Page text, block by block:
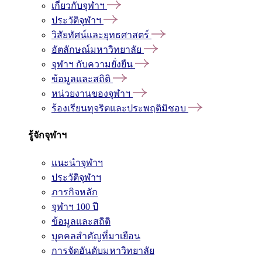
เกี่ยวกับจุฬาฯ
ประวัติจุฬาฯ
วิสัยทัศน์และยุทธศาสตร์
อัตลักษณ์มหาวิทยาลัย
จุฬาฯ กับความยั่งยืน
ข้อมูลและสถิติ
หน่วยงานของจุฬาฯ
ร้องเรียนทุจริตและประพฤติมิชอบ
รู้จักจุฬาฯ
แนะนำจุฬาฯ
ประวัติจุฬาฯ
ภารกิจหลัก
จุฬาฯ 100 ปี
ข้อมูลและสถิติ
บุคคลสำคัญที่มาเยือน
การจัดอันดับมหาวิทยาลัย